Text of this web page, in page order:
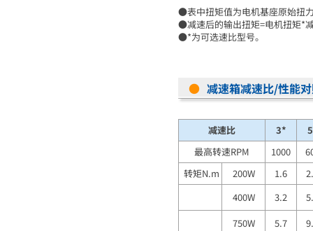
●表中扭矩值为电机基座原始扭
●减速后的输出扭矩=电机扭矩*
●*为可选速比型号。
● 减速箱减速比/性能
减速比 3*
最高转速RPM
1000
转矩N.m
200W 1.6
400W
3.2
750W
5.7